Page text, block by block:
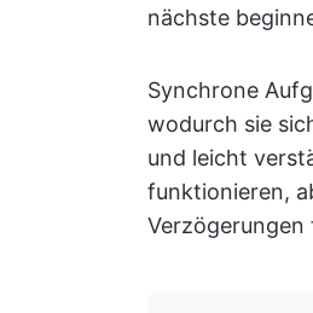
nächste
Synchrone
wodurch sie
und leicht
funktionieren,
Verzögerungen